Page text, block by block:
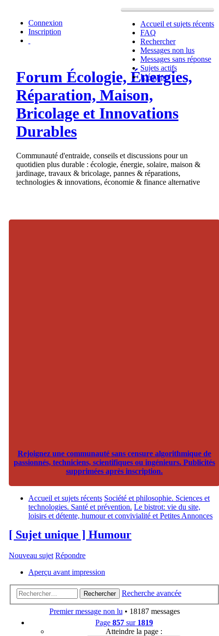
Accueil et sujets récents
FAQ
Rechercher
Messages non lus
Messages sans réponse
Sujets actifs
L’équipe
Connexion
Inscription
Forum Écologie, Énergies,
Réparation, Maison,
Bricolage et Innovations
Durables
Communauté d'entraide, conseils et discussions pour un
quotidien plus durable : écologie, énergie, solaire, maison &
jardinage, travaux & bricolage, pannes & réparations,
technologies & innovations, économie & finance alternative
Rejoignez une communauté sans censure algorithmique de
passionnés, techniciens, scientifiques ou ingénieurs. Publicités
supprimées après inscription.
Accueil et sujets récents Société et philosophie. Sciences et
technologies. Santé et prévention. Le bistrot: vie du site,
loisirs et détente, humour et convivialité et Petites Annonces
[ Sujet unique ] Humour
Nouveau sujet Répondre
Aperçu avant impression
Rechercher Recherche avancée
Premier message non lu • 18187 messages
Page 857 sur 1819
Atteindre la page :